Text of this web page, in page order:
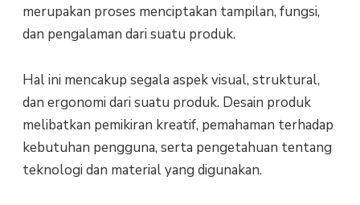
merupakan proses menciptakan tampilan, fungsi,
dan pengalaman dari suatu produk.
Hal ini mencakup segala aspek visual, struktural,
dan ergonomi dari suatu produk. Desain produk
melibatkan pemikiran kreatif, pemahaman terhadap
kebutuhan pengguna, serta pengetahuan tentang
teknologi dan material yang digunakan.